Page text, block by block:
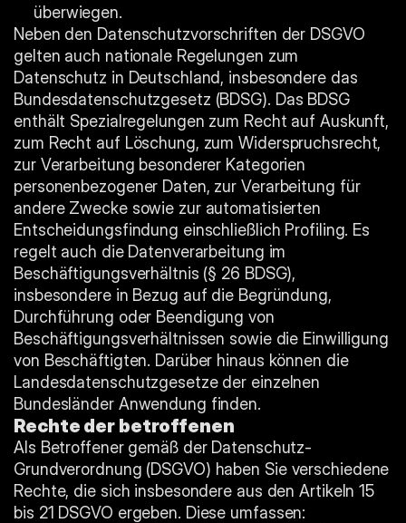
überwiegen.
Neben den Datenschutzvorschriften der DSGVO
gelten auch nationale Regelungen zum
Datenschutz in Deutschland, insbesondere das
Bundesdatenschutzgesetz (BDSG). Das BDSG
enthält Spezialregelungen zum Recht auf Auskunft,
zum Recht auf Löschung, zum Widerspruchsrecht,
zur Verarbeitung besonderer Kategorien
personenbezogener Daten, zur Verarbeitung für
andere Zwecke sowie zur automatisierten
Entscheidungsfindung einschließlich Profiling. Es
regelt auch die Datenverarbeitung im
Beschäftigungsverhältnis (§ 26 BDSG),
insbesondere in Bezug auf die Begründung,
Durchführung oder Beendigung von
Beschäftigungsverhältnissen sowie die Einwilligung
von Beschäftigten. Darüber hinaus können die
Landesdatenschutzgesetze der einzelnen
Bundesländer Anwendung finden.
Rechte der betroffenen
Als Betroffener gemäß der Datenschutz-
Grundverordnung (DSGVO) haben Sie verschiedene
Rechte, die sich insbesondere aus den Artikeln 15
bis 21 DSGVO ergeben. Diese umfassen: